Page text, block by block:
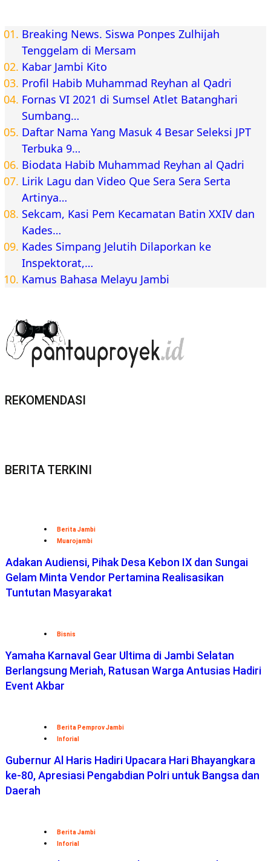
Breaking News. Siswa Ponpes Zulhijah
Tenggelam di Mersam
Kabar Jambi Kito
Profil Habib Muhammad Reyhan al Qadri
Fornas VI 2021 di Sumsel Atlet Batanghari
Sumbang…
Daftar Nama Yang Masuk 4 Besar Seleksi JPT
Terbuka 9…
Biodata Habib Muhammad Reyhan al Qadri
Lirik Lagu dan Video Que Sera Sera Serta
Artinya…
Sekcam, Kasi Pem Kecamatan Batin XXIV dan
Kades…
Kades Simpang Jelutih Dilaporkan ke
Inspektorat,…
Kamus Bahasa Melayu Jambi
REKOMENDASI
BERITA TERKINI
Berita Jambi
Muarojambi
Adakan Audiensi, Pihak Desa Kebon IX dan Sungai
Gelam Minta Vendor Pertamina Realisasikan
Tuntutan Masyarakat
Bisnis
Yamaha Karnaval Gear Ultima di Jambi Selatan
Berlangsung Meriah, Ratusan Warga Antusias Hadiri
Event Akbar
Berita Pemprov Jambi
Inforial
Gubernur Al Haris Hadiri Upacara Hari Bhayangkara
ke-80, Apresiasi Pengabdian Polri untuk Bangsa dan
Daerah
Berita Jambi
Inforial